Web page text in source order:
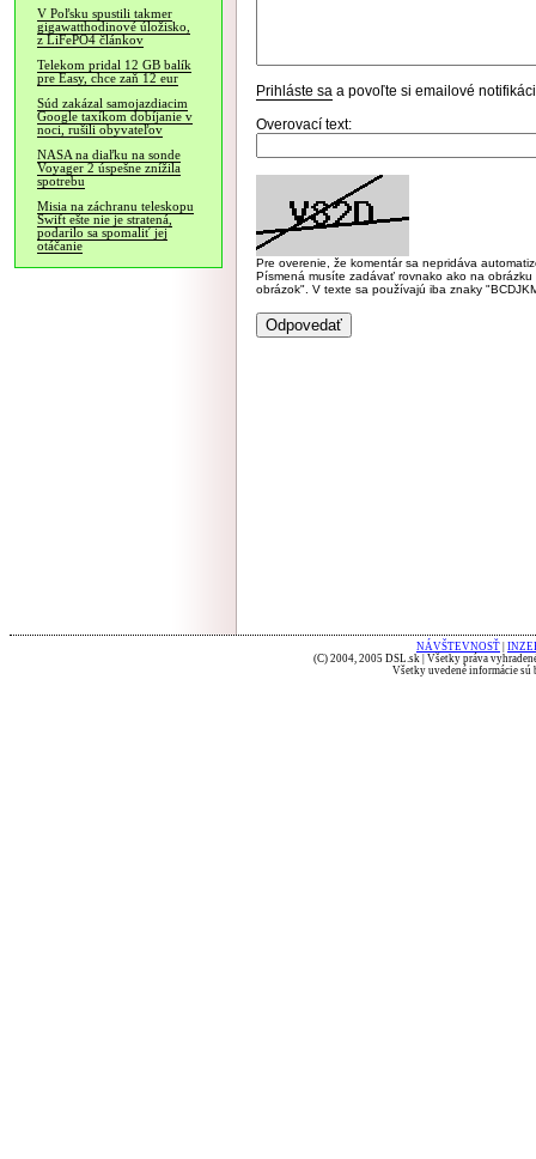
V Poľsku spustili takmer
gigawatthodinové úložisko,
z LiFePO4 článkov
Telekom pridal 12 GB balík
pre Easy, chce zaň 12 eur
Súd zakázal samojazdiacim
Google taxíkom dobíjanie v
noci, rušili obyvateľov
NASA na diaľku na sonde
Voyager 2 úspešne znížila
spotrebu
Misia na záchranu teleskopu
Swift ešte nie je stratená,
podarilo sa spomaliť jej
otáčanie
Prihláste sa a povoľte si emailové
Overovací text:
Pre overenie, že komentár sa nepridáva
Písmená musíte zadávať rovnako ako na
obrázok". V texte sa používajú iba znaky
NÁVŠTEVNOSŤ
(C) 2004, 2005 DSL.sk | Všetky práva
Všetky uvedené informácie sú